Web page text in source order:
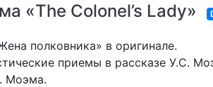
«The Colonel’s Lady»
полковника» в оригинале.
приемы в рассказе У.С.
Моэма.